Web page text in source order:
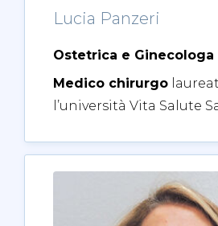
Lucia Panzeri
Ostetrica e Ginecologa
Medico chirurgo
l’università Vita Salute